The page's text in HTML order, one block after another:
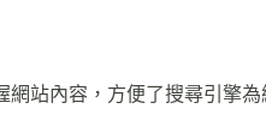
站內容，方便了搜尋引擎為